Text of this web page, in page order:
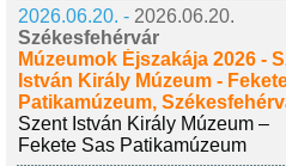
2026.06.20. - 2026.06.20.
Székesfehérvár
Múzeumok Éjszakája 2026 -
István Király Múzeum -
Patikamúzeum,
Szent István Király Múzeum –
Fekete Sas Patikamúzeum